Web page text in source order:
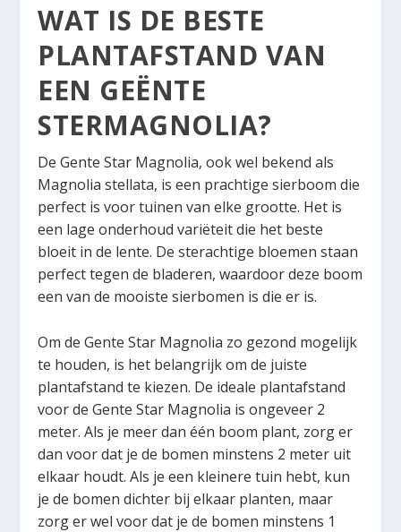
WAT IS DE BESTE
PLANTAFSTAND VAN
EEN GEËNTE
STERMAGNOLIA?
De Gente Star Magnolia, ook wel bekend als
Magnolia stellata, is een prachtige sierboom die
perfect is voor tuinen van elke grootte. Het is
een lage onderhoud variëteit die het beste
bloeit in de lente. De sterachtige bloemen staan
perfect tegen de bladeren, waardoor deze boom
een van de mooiste sierbomen is die er is.
Om de Gente Star Magnolia zo gezond mogelijk
te houden, is het belangrijk om de juiste
plantafstand te kiezen. De ideale plantafstand
voor de Gente Star Magnolia is ongeveer 2
meter. Als je meer dan één boom plant, zorg er
dan voor dat je de bomen minstens 2 meter uit
elkaar houdt. Als je een kleinere tuin hebt, kun
je de bomen dichter bij elkaar planten, maar
zorg er wel voor dat je de bomen minstens 1